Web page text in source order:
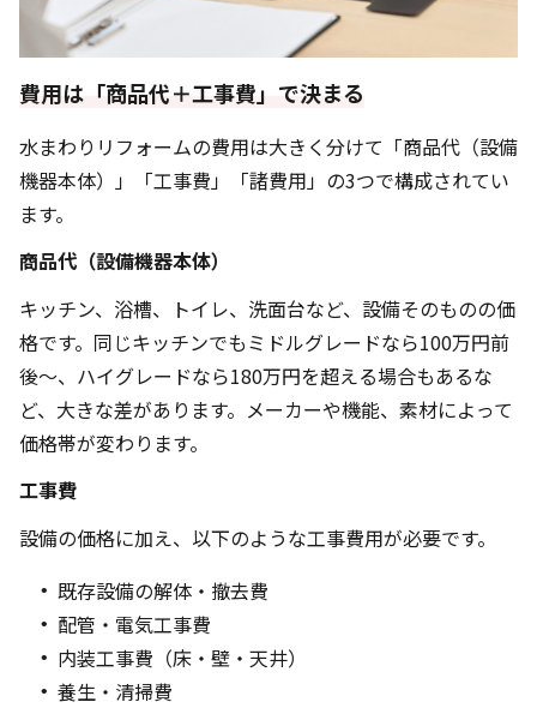
費用は「商品代＋工事費」で決まる
水まわりリフォームの費用は大きく分けて「商品代（設備
機器本体）」「工事費」「諸費用」の3つで構成されてい
ます。
商品代（設備機器本体）
キッチン、浴槽、トイレ、洗面台など、設備そのものの価
格です。同じキッチンでもミドルグレードなら100万円前
後～、ハイグレードなら180万円を超える場合もあるな
ど、大きな差があります。メーカーや機能、素材によって
価格帯が変わります。
工事費
設備の価格に加え、以下のような工事費用が必要です。
既存設備の解体・撤去費
配管・電気工事費
内装工事費（床・壁・天井）
養生・清掃費